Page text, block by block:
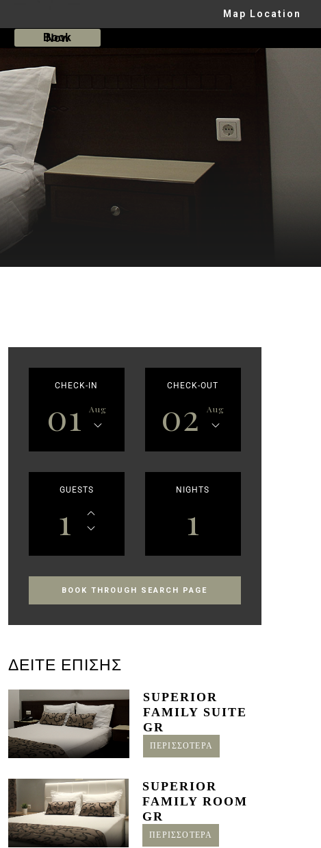
Map Location
Book Now
CHECK-IN
01 Aug
CHECK-OUT
02 Aug
GUESTS
1
NIGHTS
1
BOOK THROUGH SEARCH PAGE
ΔΕΙΤΕ ΕΠΙΣΗΣ
SUPERIOR
FAMILY SUITE
GR
ΠΕΡΙΣΣΟΤΕΡΑ
SUPERIOR
FAMILY ROOM
GR
ΠΕΡΙΣΣΟΤΕΡΑ